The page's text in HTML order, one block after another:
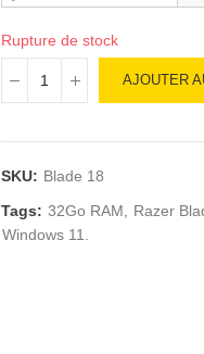
Rupture de stock
AJOUTER
SKU: Blade 18
Tags: 32Go RAM Razer
Windows 11.